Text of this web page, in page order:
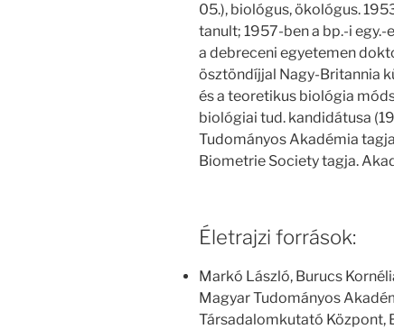
05.), biológus, ökológus.
tanult; 1957-ben a bp.-i
a debreceni egyetemen
ösztöndíjjal Nagy-Britannia
és a teoretikus biológia
biológiai tud. kandidátusa
Tudományos Akadémia
Biometrie Society tagja.
Életrajzi források:
Markó László, Burucs
Magyar Tudományos
Társadalomkutató Központ,